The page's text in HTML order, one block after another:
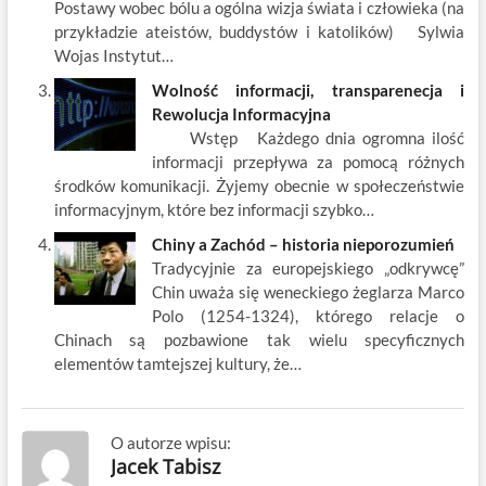
Postawy wobec bólu a ogólna wizja świata i człowieka (na
przykładzie ateistów, buddystów i katolików) Sylwia
Wojas Instytut…
Wolność informacji, transparenecja i
Rewolucja Informacyjna
Wstęp Każdego dnia ogromna ilość
informacji przepływa za pomocą różnych
środków komunikacji. Żyjemy obecnie w społeczeństwie
informacyjnym, które bez informacji szybko…
Chiny a Zachód – historia nieporozumień
Tradycyjnie za europejskiego „odkrywcę”
Chin uważa się weneckiego żeglarza Marco
Polo (1254-1324), którego relacje o
Chinach są pozbawione tak wielu specyficznych
elementów tamtejszej kultury, że…
O autorze wpisu:
Jacek Tabisz